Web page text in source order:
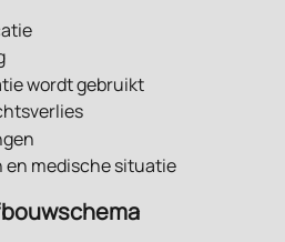
wordt gebruikt
en medische situatie